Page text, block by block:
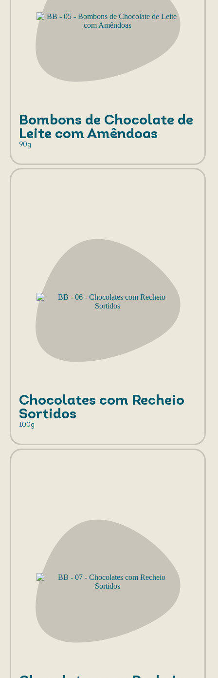
Bombons de Chocolate de
Leite com Amêndoas
90g
Chocolates com Recheio
Sortidos
100g